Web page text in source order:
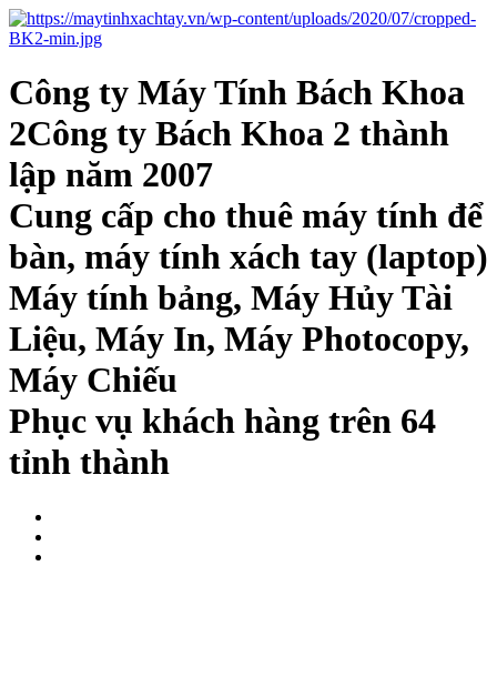
Công ty Máy Tính Bách Khoa
2Công ty Bách Khoa 2 thành
lập năm 2007
Cung cấp cho thuê máy tính để
bàn, máy tính xách tay (laptop)
Máy tính bảng, Máy Hủy Tài
Liệu, Máy In, Máy Photocopy,
Máy Chiếu
Phục vụ khách hàng trên 64
tỉnh thành